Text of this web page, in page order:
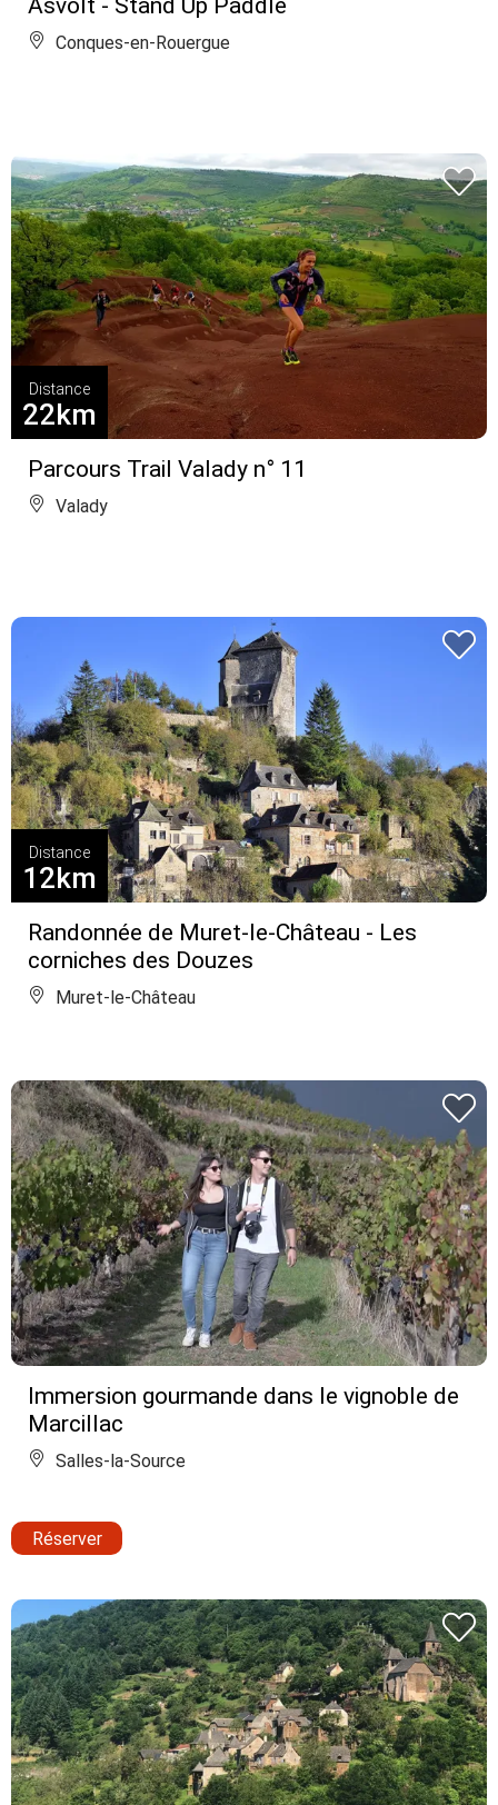
Asvolt - Stand Up Paddle
Conques-en-Rouergue
Parcours Trail Valady n° 11
Distance
22km
Valady
Randonnée de Muret-le-Château - Les
corniches des Douzes
Distance
12km
Muret-le-Château
Immersion gourmande dans le vignoble de
Marcillac
Salles-la-Source
Réserver